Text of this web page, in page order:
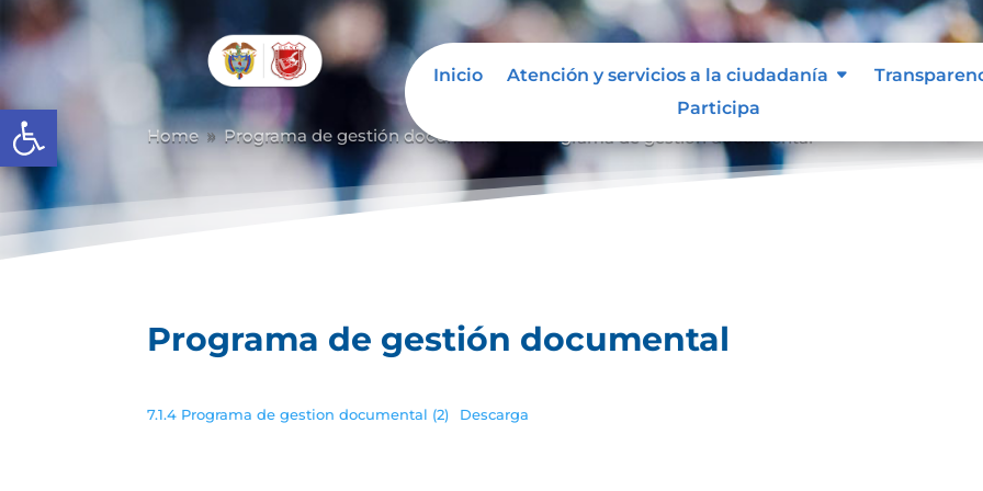
Abrir barra de herramientas
Inicio Atención y servicios a la ciudadanía
Participa
Home 9 Programa de gestión documental
Programa de gestión documental
7.1.4 Programa de gestion documental (2) Descarga